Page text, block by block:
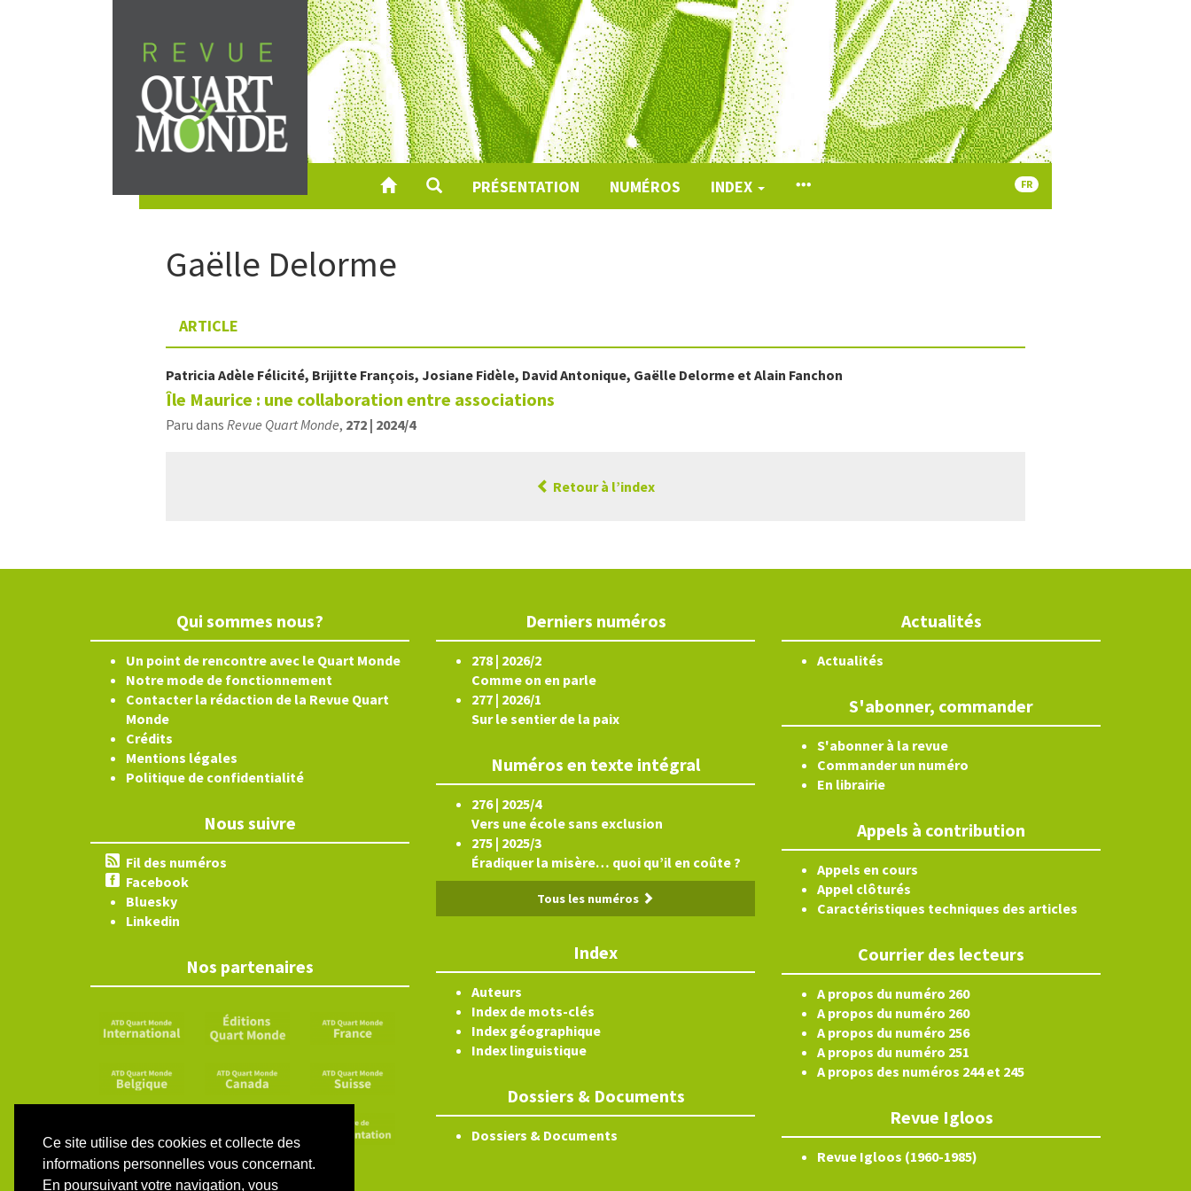
Ce site utilise des cookies et collecte des
informations personnelles vous concernant.
En poursuivant votre navigation, vous
au
contenu
PRÉSENTATION NUMÉROS INDEX FR
Gaëlle Delorme
ARTICLE
Patricia Adèle Félicité, Brijitte François, Josiane Fidèle, DavidAntonique, Gaëlle Delorme etAlain Fanchon
Île Maurice : une collaboration entre associations
Paru dans Revue Quart Monde, 272 | 2024/4
Retour à l’index
Qui sommes nous?
Un point de rencontre avec le Quart Monde
Notre mode de fonctionnement
Contacter la rédaction de la Revue Quart
Monde
Crédits
Mentions légales
Politique de confidentialité
Nous suivre
Fil des numéros
Facebook
Bluesky
Linkedin
Nos partenaires
Derniers numéros
278 | 2026/2
Comme on en parle
277 | 2026/1
Sur le sentier de la paix
Numéros en texte intégral
276 | 2025/4
Vers une école sans exclusion
275 | 2025/3
Éradiquer la misère… quoi qu’il en coûte ?
Tous les numéros
Index
Auteurs
Index de mots-clés
Index géographique
Index linguistique
Dossiers & Documents
Dossiers & Documents
Actualités
Actualités
S'abonner, commander
S'abonner à la revue
Commander un numéro
En librairie
Appels à contribution
Appels en cours
Appel clôturés
Caractéristiques techniques des articles
Courrier des lecteurs
A propos du numéro 260
A propos du numéro 260
A propos du numéro 256
A propos du numéro 251
A propos des numéros 244 et 245
Revue Igloos
Revue Igloos (1960-1985)